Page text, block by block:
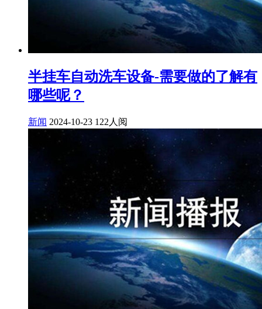
半挂车自动洗车设备-需要做的了解有
哪些呢？
新闻 2024-10-23 122人阅